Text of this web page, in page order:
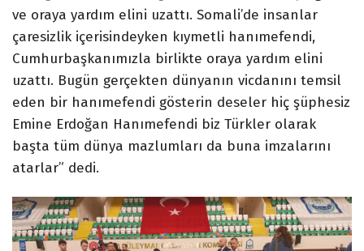
ve oraya yardım elini uzattı. Somali’de insanlar
çaresizlik içerisindeyken kıymetli hanımefendi,
Cumhurbaşkanımızla birlikte oraya yardım elini
uzattı. Bugün gerçekten dünyanın vicdanını temsil
eden bir hanımefendi gösterin deseler hiç şüphesiz
Emine Erdoğan Hanımefendi biz Türkler olarak
başta tüm dünya mazlumları da buna imzalarını
atarlar” dedi.